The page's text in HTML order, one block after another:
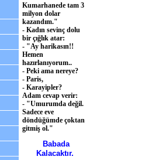
Kumarhanede tam 3
milyon dolar
kazandım."
- Kadın sevinç dolu
bir çığlık atar:
- "Ay harikasın!!
Hemen
hazırlanıyorum..
- Peki ama nereye?
- Paris,
- Karayipler?
Adam cevap verir:
- "Umurumda değil.
Sadece eve
döndüğümde çoktan
gitmiş ol."
Babada
Kalacaktır.